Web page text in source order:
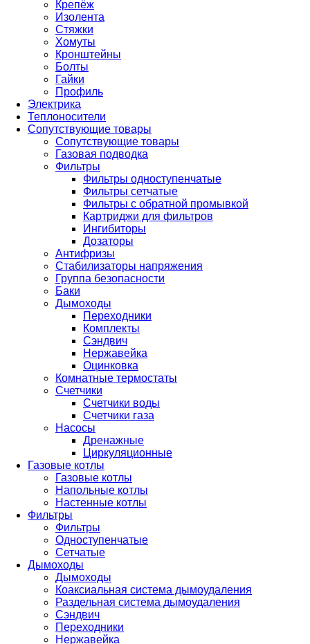
Крепёж
Изолента
Стяжки
Хомуты
Кронштейны
Болты
Гайки
Профиль
Электрика
Теплоносители
Сопутствующие товары
Сопутствующие товары
Газовая подводка
Фильтры
Фильтры одноступенчатые
Фильтры сетчатые
Фильтры с обратной промывкой
Картриджи для фильтров
Ингибиторы
Дозаторы
Антифризы
Стабилизаторы напряжения
Группа безопасности
Баки
Дымоходы
Переходники
Комплекты
Сэндвич
Нержавейка
Оцинковка
Комнатные термостаты
Счетчики
Счетчики воды
Счетчики газа
Насосы
Дренажные
Циркуляционные
Газовые котлы
Газовые котлы
Напольные котлы
Настенные котлы
Фильтры
Фильтры
Одноступенчатые
Сетчатые
Дымоходы
Дымоходы
Коаксиальная система дымоудаления
Раздельная система дымоудаления
Сэндвич
Переходники
Нержавейка